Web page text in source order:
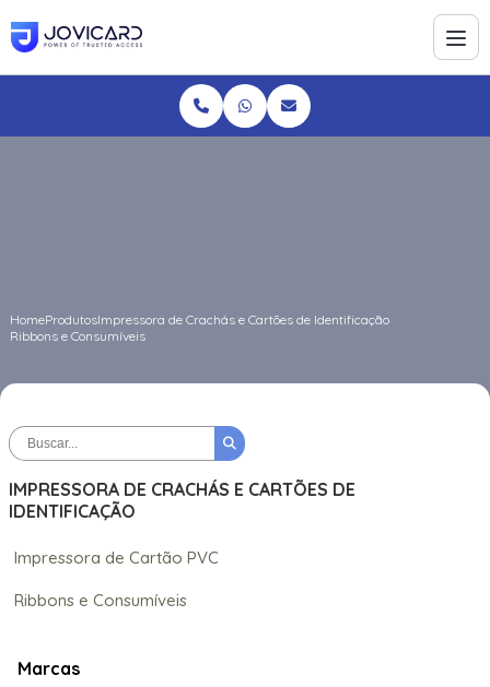
HomeProdutosImpressora de Crachás e Cartões de Identificação
Ribbons e Consumíveis
IMPRESSORA DE CRACHÁS E CARTÕES DE
IDENTIFICAÇÃO
Impressora de Cartão PVC
Ribbons e Consumíveis
Marcas